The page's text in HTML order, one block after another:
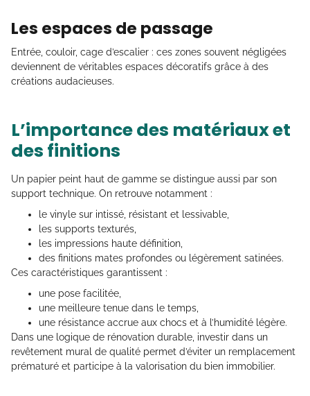
Les espaces de passage
Entrée, couloir, cage d’escalier : ces zones souvent négligées
deviennent de véritables espaces décoratifs grâce à des
créations audacieuses.
L’importance des matériaux et
des finitions
Un papier peint haut de gamme se distingue aussi par son
support technique. On retrouve notamment :
le vinyle sur intissé, résistant et lessivable,
les supports texturés,
les impressions haute définition,
des finitions mates profondes ou légèrement satinées.
Ces caractéristiques garantissent :
une pose facilitée,
une meilleure tenue dans le temps,
une résistance accrue aux chocs et à l’humidité légère.
Dans une logique de rénovation durable, investir dans un
revêtement mural de qualité permet d’éviter un remplacement
prématuré et participe à la valorisation du bien immobilier.